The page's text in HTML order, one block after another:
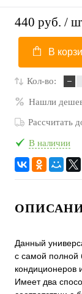
440 руб. /
В
Кол-во:
Нашли
Рассчитать
В наличии
Данный
с самой полной
кондиционеров
Имеет два